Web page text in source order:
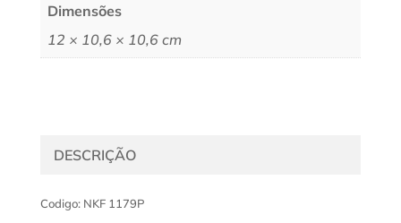
Dimensões
12 × 10,6 × 10,6 cm
DESCRIÇÃO
Codigo: NKF 1179P